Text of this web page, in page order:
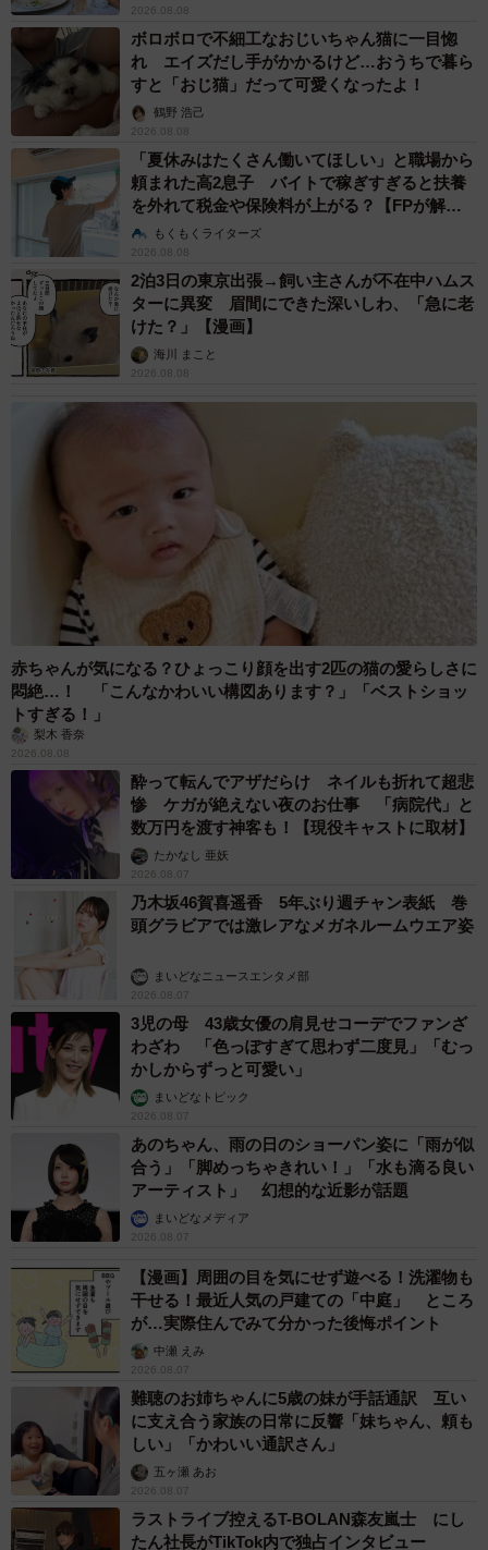
2026.08.08
ボロボロで不細工なおじいちゃん猫に一目惚
れ エイズだし手がかかるけど…おうちで暮ら
すと「おじ猫」だって可愛くなったよ！
鶴野 浩己
2026.08.08
「夏休みはたくさん働いてほしい」と職場から
頼まれた高2息子 バイトで稼ぎすぎると扶養
を外れて税金や保険料が上がる？【FPが解
説】もくもくライターズ
2026.08.08
2泊3日の東京出張→飼い主さんが不在中ハムス
ターに異変 眉間にできた深いしわ、「急に老
けた？」【漫画】
海川 まこと
2026.08.08
赤ちゃんが気になる？ひょっこり顔を出す2匹の猫の愛らしさに
悶絶…！ 「こんなかわいい構図あります？」「ベストショッ
トすぎる！」
梨木 香奈
2026.08.08
酔って転んでアザだらけ ネイルも折れて超悲
惨 ケガが絶えない夜のお仕事 「病院代」と
数万円を渡す神客も！【現役キャストに取材】
たかなし 亜妖
2026.08.07
乃木坂46賀喜遥香 5年ぶり週チャン表紙 巻
頭グラビアでは激レアなメガネルームウエア姿
まいどなニュースエンタメ部
2026.08.07
3児の母 43歳女優の肩見せコーデでファンざ
わざわ 「色っぽすぎて思わず二度見」「むっ
かしからずっと可愛い」
まいどなトピック
2026.08.07
あのちゃん、雨の日のショーパン姿に「雨が似
合う」「脚めっちゃきれい！」「水も滴る良い
アーティスト」 幻想的な近影が話題
まいどなメディア
2026.08.07
【漫画】周囲の目を気にせず遊べる！洗濯物も
干せる！最近人気の戸建ての「中庭」 ところ
が…実際住んでみて分かった後悔ポイント
中瀬 えみ
2026.08.07
難聴のお姉ちゃんに5歳の妹が手話通訳 互い
に支え合う家族の日常に反響「妹ちゃん、頼も
しい」「かわいい通訳さん」
五ヶ瀬 あお
2026.08.07
ラストライブ控えるT-BOLAN森友嵐士 にし
たん社長がTikTok内で独占インタビュー